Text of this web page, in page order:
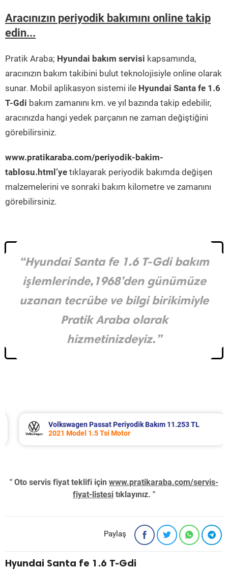
Aracınızın periyodik bakımını online takip
edin...
Pratik Araba; Hyundai bakım servisi kapsamında,
aracınızın bakım takibini bulut teknolojisiyle online olarak
sunar. Mobil aplikasyon sistemi ile Hyundai Santa fe 1.6
T-Gdi bakım zamanını km. ve yıl bazında takip edebilir,
aracınızda hangi yedek parçanın ne zaman değiştiğini
görebilirsiniz.
www.pratikaraba.com/periyodik-bakim-
tablosu.html’ye tıklayarak periyodik bakımda değişen
malzemelerini ve sonraki bakım kilometre ve zamanını
görebilirsiniz.
“Hyundai Santa fe 1.6 T-Gdi bakım
işlemlerinde,1968’den günümüze
uzanan tecrübe ve bilgi birikimiyle
Pratik Araba olarak
hizmetinizdeyiz.”
Volkswagen Passat Periyodik Bakım 11.253 TL
2021 Model 1.5 Tsi Motor
" Oto servis fiyat teklifi için www.pratikaraba.com/servis-
fiyat-listesi tıklayınız. "
Paylaş
Hyundai Santa fe 1.6 T-Gdi